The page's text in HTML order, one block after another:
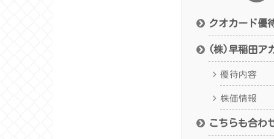
クオカード優
(株)早稲田ア
優待内容
株価情報
こちらも合わ